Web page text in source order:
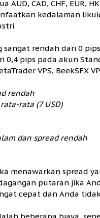
CAD, CHF, EUR,
kedalaman
rendah dari 0
pips pada akun
VPS, BeekSFX
rendah
rata (7 USD)
dan spread rendah
menawarkan spread
putaran jika
cepat dan Anda